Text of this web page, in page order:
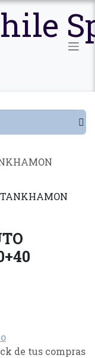
de tus compras